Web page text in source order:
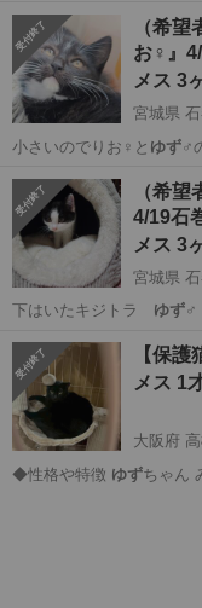
（希
お♀』
メス 3
宮城県
小さいのでりお♀と ゆず♂
宮城 石巻市 猫
（希
4/19石
メス 3
宮城県
下はいたキジトラ ゆず♂
宮城 石巻市 猫
【保
メス 1
大阪府
◆性格や特徴 ゆず